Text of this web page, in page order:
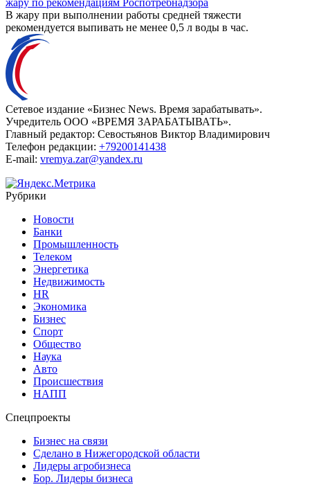
В жару при выполнении работы средней тяжести
рекомендуется выпивать не менее 0,5 л воды в час.
Сетевое издание «Бизнес News. Время зарабатывать».
Учредитель ООО «ВРЕМЯ ЗАРАБАТЫВАТЬ».
Главный редактор: Севостьянов Виктор Владимирович
Телефон редакции: +79200141438
E-mail: vremya.zar@yandex.ru
Рубрики
Новости
Банки
Промышленность
Телеком
Энергетика
Недвижимость
HR
Экономика
Бизнес
Спорт
Общество
Наука
Авто
Происшествия
НАПП
Спецпроекты
Бизнес на связи
Сделано в Нижегородской области
Лидеры агробизнеса
Бор. Лидеры бизнеса